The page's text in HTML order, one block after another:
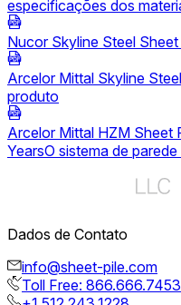
Dados de Contato
info@sheet-pile.com
Toll Free: 866.666.7453